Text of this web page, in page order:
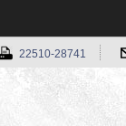
22510-28741